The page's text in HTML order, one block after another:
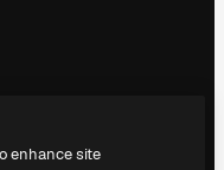
enhance site